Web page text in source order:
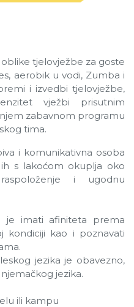
tjelovježbe za goste
aerobik u vodi, Zumba i
i izvedbi tjelovježbe,
vježbi prisutnim
zabavnom programu
tima.
i komunikativna osoba
s lakoćom okuplja oko
i ugodnu
je imati afiniteta prema
kondiciji kao i poznavati
jezika je obavezno,
jezika.
ili kampu